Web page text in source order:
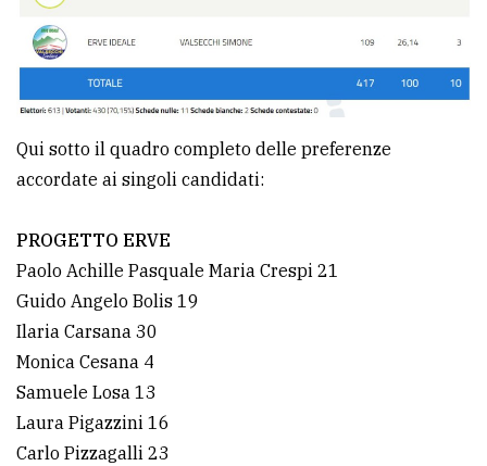
Qui sotto il quadro completo delle preferenze
accordate ai singoli candidati:
PROGETTO ERVE
Paolo Achille Pasquale Maria Crespi 21
Guido Angelo Bolis 19
Ilaria Carsana 30
Monica Cesana 4
Samuele Losa 13
Laura Pigazzini 16
Carlo Pizzagalli 23